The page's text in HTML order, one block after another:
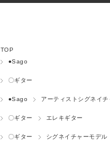
TOP
●Sago
〇ギター
●Sago アーティストシグネイ
〇ギター エレキギター
〇ギター シグネイチャーモデル